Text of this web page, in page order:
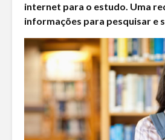
internet para o estudo. Uma
informações para pesquisar e